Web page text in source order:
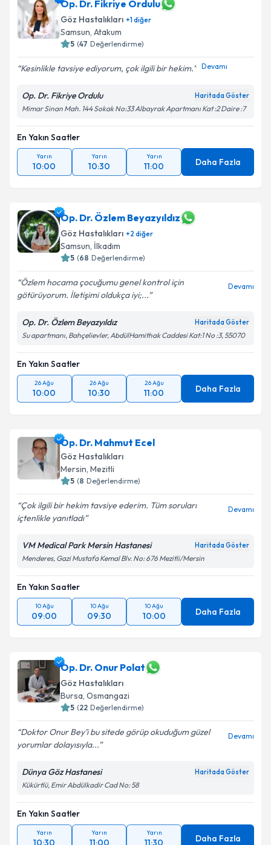
Op. Dr. Fikriye Ordulu
Göz Hastalıkları +1diğer
Samsun, Atakum
5 (47 Değerlendirme)
Kesinlikle tavsiye ediyorum, çok ilgili bir hekim. Devamı
Op. Dr. Fikriye Ordulu Haritada Göster
Mimar Sinan Mah. 144 Sokak No:33 Albayrak Apartmanı Kat :2 Daire :7
En Yakın Saatler
Yarın
10:00
Yarın
10:30
Yarın
11:00 Daha Fazla
Op. Dr. Özlem Beyazyıldız
Göz Hastalıkları +2 diğer
Samsun, İlkadım
5 (68 Değerlendirme)
Özlem hocama çocuğumu genel kontrol için
götürüyorum. İletişimi oldukça iyi;...
Devamı
Op. Dr. Özlem Beyazyıldız Haritada Göster
Su apartmanı, Bahçelievler, AbdülHamithak Caddesi Kat:1 No :3, 55070
En Yakın Saatler
26 Ağu
10:00
26 Ağu
10:30
26 Ağu
11:00 Daha Fazla
Op. Dr. Mahmut Ecel
Göz Hastalıkları
Mersin, Mezitli
5 (8 Değerlendirme)
Çok ilgili bir hekim tavsiye ederim. Tüm soruları
içtenlikle yanıtladı
Devamı
VM Medical Park Mersin Hastanesi Haritada Göster
Menderes, Gazi Mustafa Kemal Blv. No: 676 Mezitli/Mersin
En Yakın Saatler
10 Ağu
09:00
10 Ağu
09:30
10 Ağu
10:00 Daha Fazla
Op. Dr. Onur Polat
Göz Hastalıkları
Bursa, Osmangazi
5 (22 Değerlendirme)
Doktor Onur Bey’i bu sitede görüp okuduğum güzel
yorumlar dolayısıyla...
Devamı
Dünya Göz Hastanesi Haritada Göster
Kükürtlü, Emir Abdülkadir Cad No: 58
En Yakın Saatler
Yarın
10:30
Yarın
11:00
Yarın
11:30 Daha Fazla